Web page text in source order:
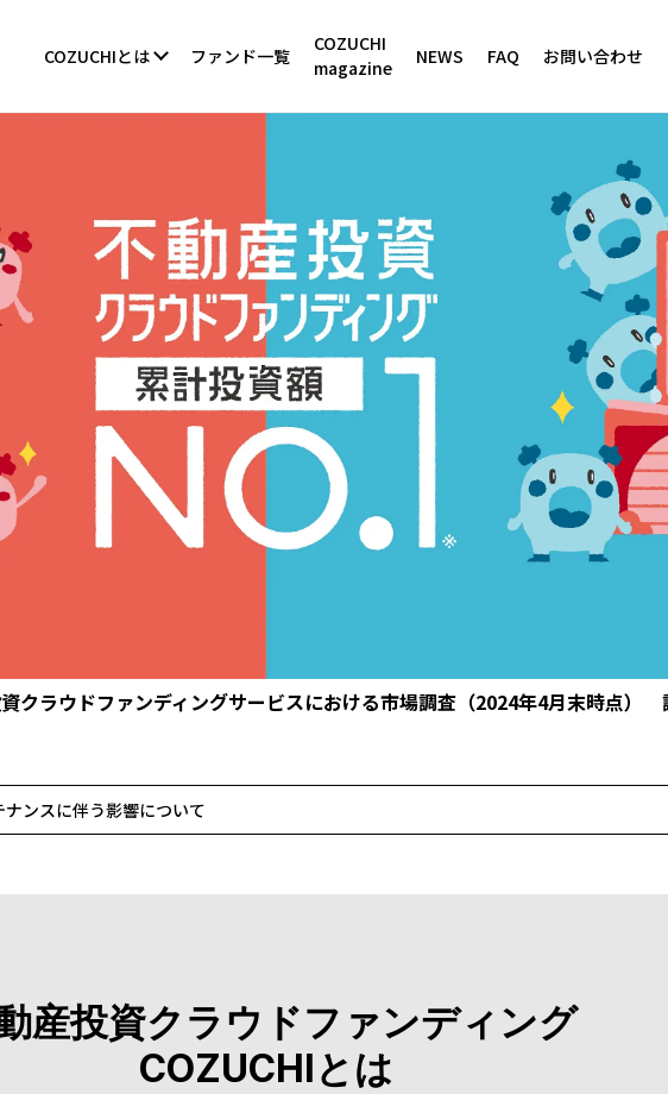
COZUCHIとは ファンド一覧
COZUCHI
magazine
NEWS FAQ お問い合わせ
クラウドファンディングサービスにおける市場調査（2024年4月末時点）
ンスに伴う影響について
産投資クラウドファンディング
COZUCHIとは